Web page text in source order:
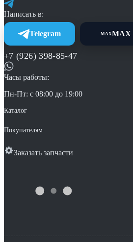
Написать в:
Telegram MAXMAX
+7 (926) 398-85-47
Часы работы:
Пн-Пт: с 08:00 до 19:00
Каталог
Покупателям
Заказать запчасти